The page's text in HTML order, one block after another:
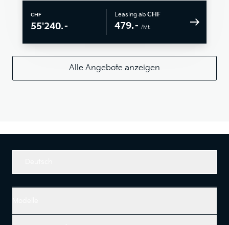
CHF
55'240.–
Leasing ab CHF
479.– /Mt.
Alle Angebote anzeigen